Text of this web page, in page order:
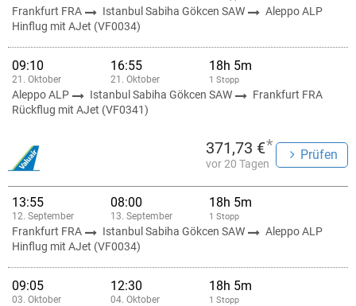
Frankfurt FRA Istanbul Sabiha Gökcen SAW
Aleppo ALP
Hinflug mit AJet (VF0034)
09:10
21. Oktober
16:55
21. Oktober
18h 5m
1 Stopp
Aleppo ALP Istanbul Sabiha Gökcen SAW
Frankfurt FRA
Rückflug mit AJet (VF0341)
371,73 €*
vor 20 Tagen
Prüfen
13:55
12. September
08:00
13. September
18h 5m
1 Stopp
Frankfurt FRA Istanbul Sabiha Gökcen SAW
Aleppo ALP
Hinflug mit AJet (VF0034)
09:05
03. Oktober
12:30
04. Oktober
18h 5m
1 Stopp